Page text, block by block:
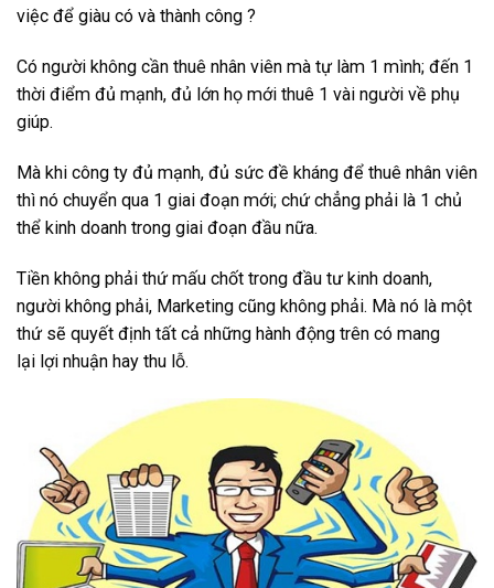
việc để giàu có và thành công ?
Có người không cần thuê nhân viên mà tự làm 1 mình; đến 1
thời điểm đủ mạnh, đủ lớn họ mới thuê 1 vài người về phụ
giúp.
Mà khi công ty đủ mạnh, đủ sức đề kháng để thuê nhân viên
thì nó chuyển qua 1 giai đoạn mới; chứ chẳng phải là 1 chủ
thể kinh doanh trong giai đoạn đầu nữa.
Tiền không phải thứ mấu chốt trong đầu tư kinh doanh,
người không phải, Marketing cũng không phải. Mà nó là một
thứ sẽ quyết định tất cả những hành động trên có mang
lại lợi nhuận hay thu lỗ.